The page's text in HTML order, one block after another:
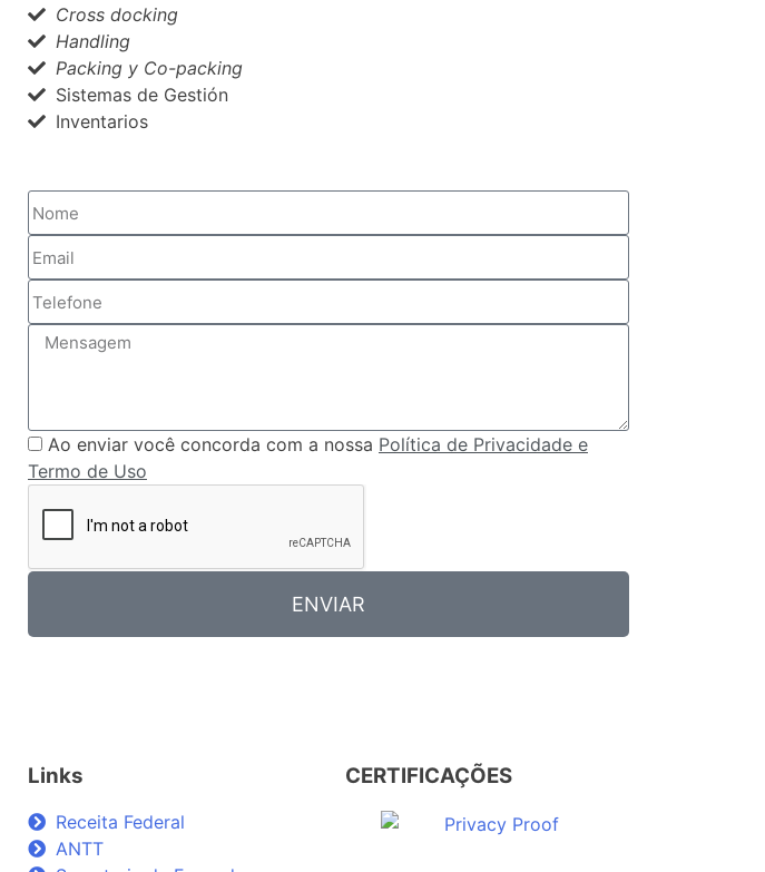
Cross docking
Handling
Packing y Co-packing
Sistemas de Gestión
Inventarios
Ao enviar você concorda com a nossa Política de Privacidade e
Termo de Uso
ENVIAR
Links
Receita Federal
ANTT
CERTIFICAÇÕES